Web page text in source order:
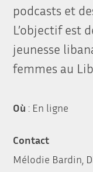
podcasts et
L’objectif est
jeunesse
femmes au
Où : En ligne
Contact
Mélodie Bardin,